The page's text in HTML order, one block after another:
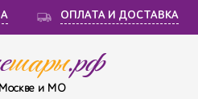
ОПЛАТА И ДОСТАВКА
шары.рф
и МО